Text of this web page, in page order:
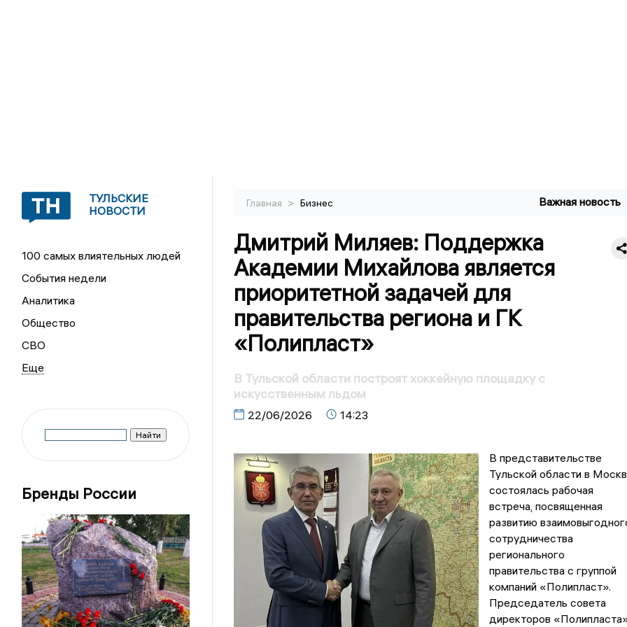
ТУЛЬСКИЕ
НОВОСТИ
100 самых влиятельных людей
События недели
Аналитика
Общество
СВО
Бренды России
Главная > Бизнес Важная новость
Дмитрий Миляев: Поддержка
Академии Михайлова является
приоритетной задачей для
правительства региона и ГК
«Полипласт»
В Тульской области построят хоккейную площадку с
искусственным льдом
22/06/2026 14:23
В представительстве
Тульской области в
состоялась рабочая
встреча, посвященная
развитию
сотрудничества
регионального
правительства с группой
компаний «Полипласт».
Председатель совета
директоров